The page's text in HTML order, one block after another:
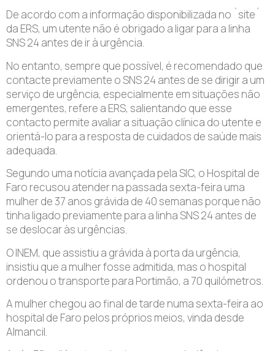
De acordo com a informação disponibilizada no `site´
da ERS, um utente não é obrigado a ligar para a linha
SNS 24 antes de ir à urgência.
No entanto, sempre que possível, é recomendado que
contacte previamente o SNS 24 antes de se dirigir a um
serviço de urgência, especialmente em situações não
emergentes, refere a ERS, salientando que esse
contacto permite avaliar a situação clínica do utente e
orientá-lo para a resposta de cuidados de saúde mais
adequada.
Segundo uma notícia avançada pela SIC, o Hospital de
Faro recusou atender na passada sexta-feira uma
mulher de 37 anos grávida de 40 semanas porque não
tinha ligado previamente para a linha SNS 24 antes de
se deslocar às urgências.
O INEM, que assistiu a grávida à porta da urgência,
insistiu que a mulher fosse admitida, mas o hospital
ordenou o transporte para Portimão, a 70 quilómetros.
A mulher chegou ao final de tarde numa sexta-feira ao
hospital de Faro pelos próprios meios, vinda desde
Almancil.